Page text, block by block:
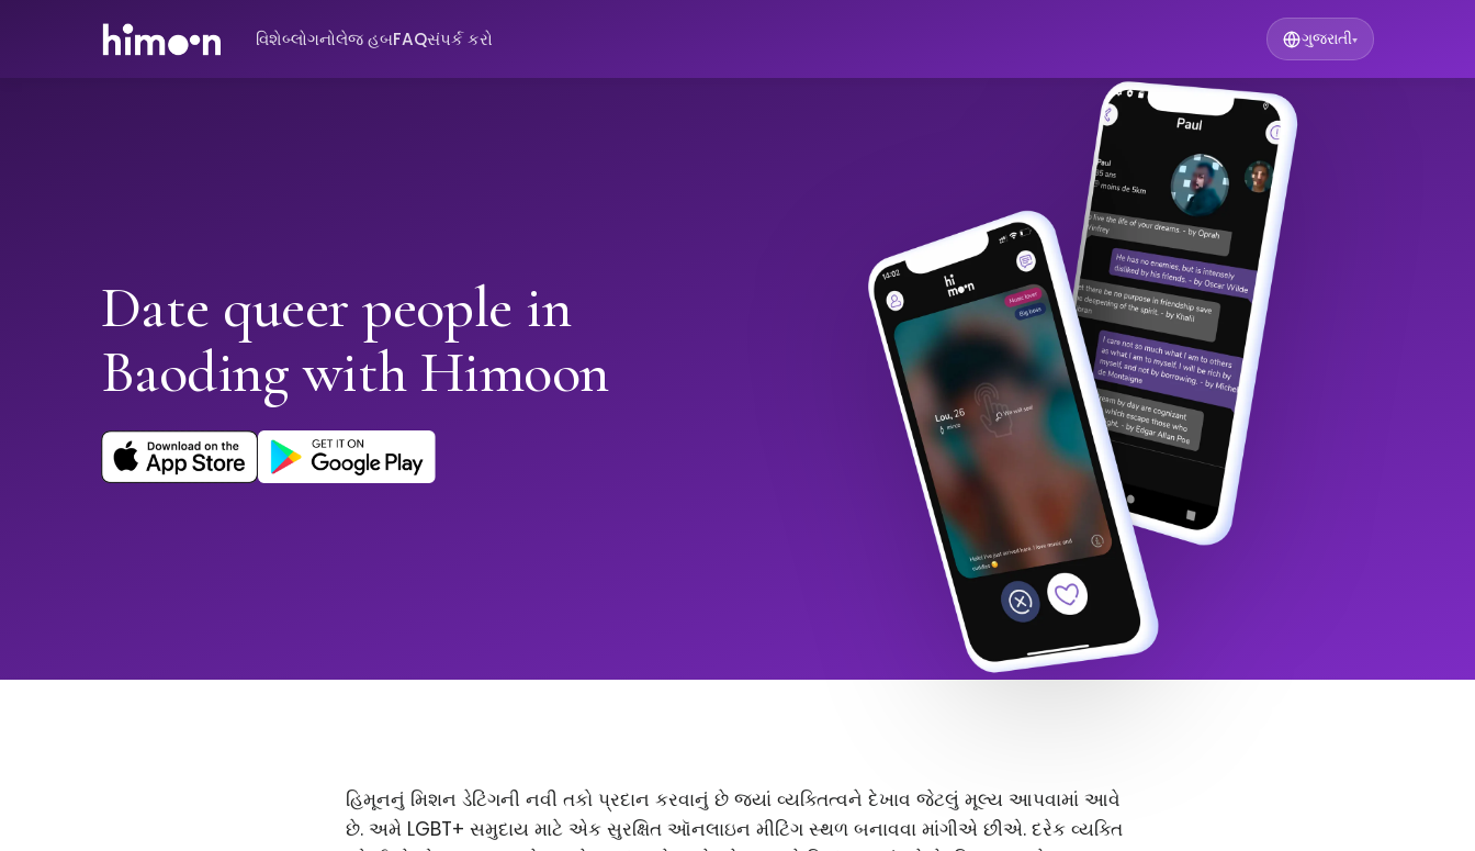
વિશેબ્લોગનોલેજ હબFAQસંપર્ક કરો ગુજરાતી▾
Date queer people in
Baoding with Himoon
હિમૂનનું મિશન ડેટિંગની નવી તકો પ્રદાન કરવાનું છે જ્યાં વ્યક્તિત્વને દેખાવ જેટલું મૂલ્ય આપવામાં આવે
છે. અમે LGBT+ સમુદાય માટે એક સુરક્ષિત ઑનલાઇન મીટિંગ સ્થળ બનાવવા માંગીએ છીએ. દરેક વ્યક્તિ